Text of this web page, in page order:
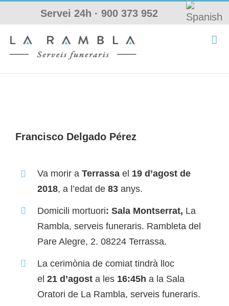
content
Servei 24h ·900 373 952
Francisco Delgado Pérez
Va morir aTerrassa el 19 d’agost de
2018, a l’edat de 83anys.
Domicili mortuori: Sala Montserrat, La
Rambla, serveis funeraris. Rambleta del
Pare Alegre, 2. 08224 Terrassa.
La cerimònia de comiat tindrà lloc
el21d’agost a les 16:45h a la Sala
Oratori de La Rambla, serveis funeraris.